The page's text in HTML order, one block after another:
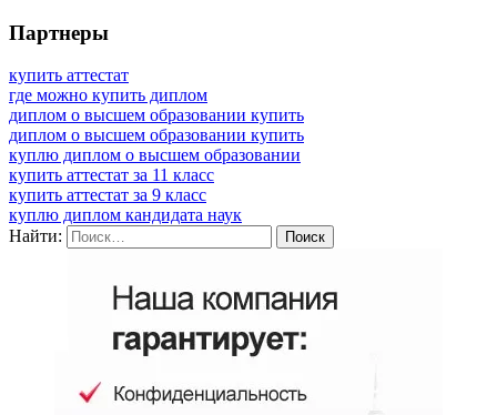
Партнеры
купить аттестат
где можно купить диплом
диплом о высшем образовании купить
диплом о высшем образовании купить
куплю диплом о высшем образовании
купить аттестат за 11 класс
купить аттестат за 9 класс
куплю диплом кандидата наук
Найти: